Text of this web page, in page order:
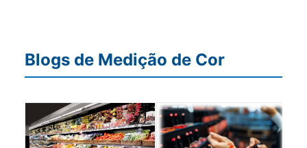
Blogs de Medição de Cor